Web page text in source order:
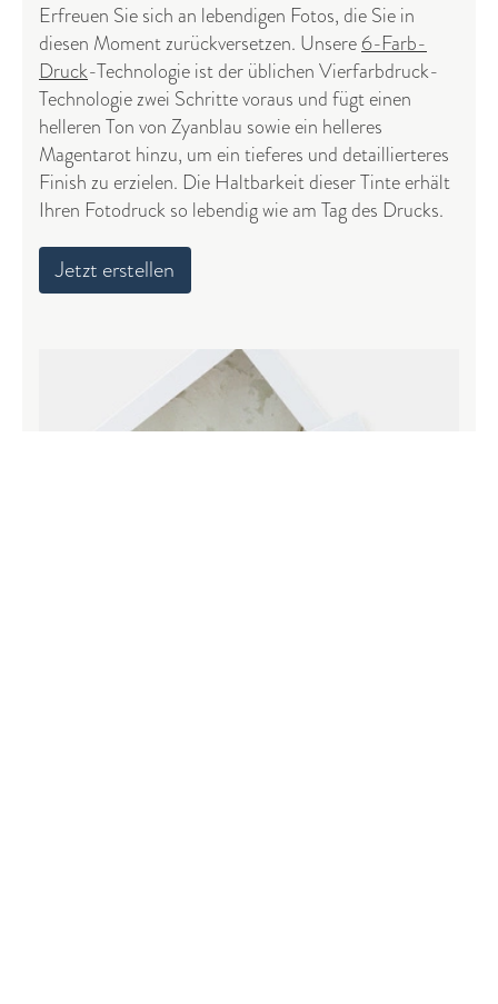
Erfreuen Sie sich an lebendigen Fotos, die Sie in
diesen Moment zurückversetzen. Unsere6-Farb-
Druck-Technologie ist der üblichen Vierfarbdruck-
Technologie zwei Schritte voraus und fügt einen
helleren Ton von Zyanblau sowie ein helleres
Magentarot hinzu, um ein tieferes und detaillierteres
Finish zu erzielen. Die Haltbarkeit dieser Tinte erhält
Ihren Fotodruck so lebendig wie am Tag des Drucks.
Jetzt erstellen